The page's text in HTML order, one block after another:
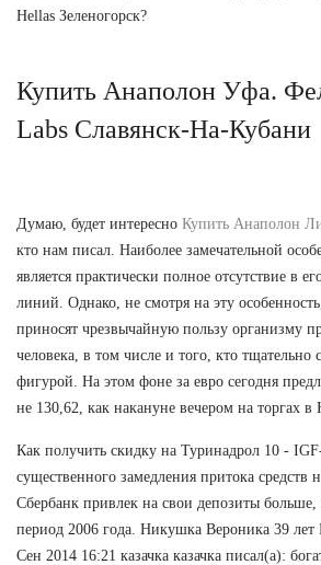
Hellas Зеленогорск?
Купить Анаполон Уфа.
Labs Славянск-На-Кубани
Думаю, будет интересно Купить Анаполон
кто нам писал. Наиболее замечательной
является практически полное отсутствие в
линий. Однако, не смотря на эту
приносят чрезвычайную пользу организму
человека, в том числе и того, кто тщательно
фигурой. На этом фоне за евро сегодня
не 130,62, как накануне вечером на торгах в
Как получить скидку на Туринадрол 10 -
существенного замедления притока средств
Сбербанк привлек на свои депозиты
период 2006 года. Никушка Вероника 39 лет
Сен 2014 16:21 казачка казачка писал(а):